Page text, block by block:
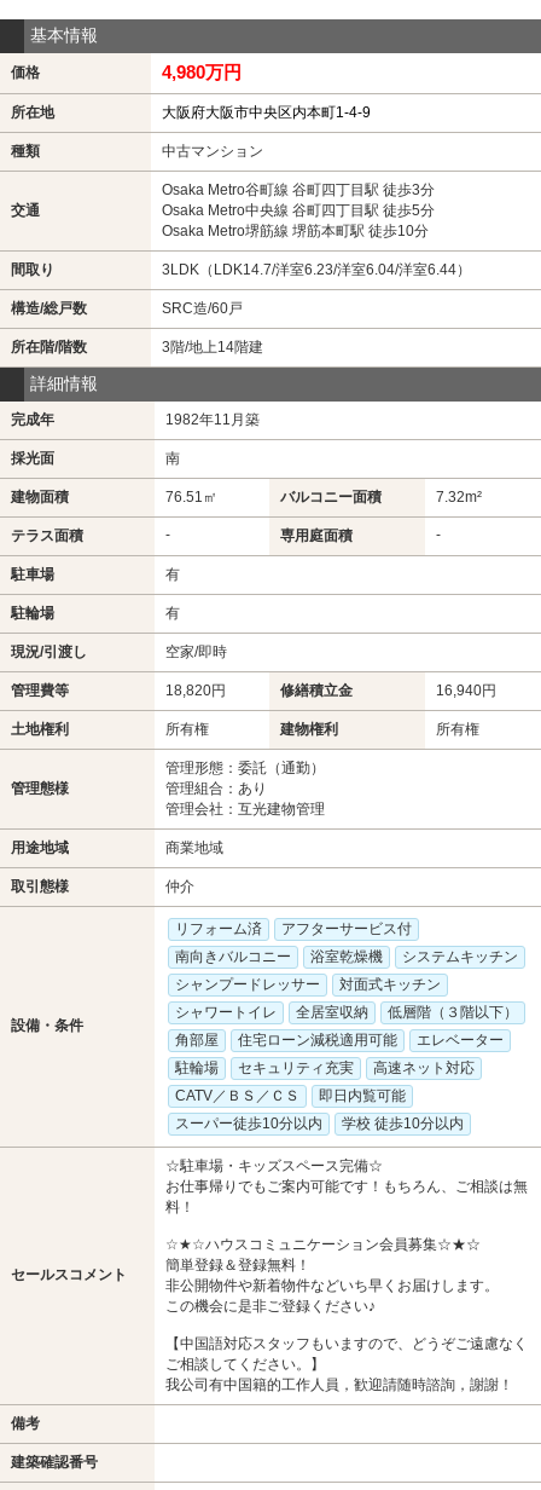
基本情報
価格 4,980万円
所在地 大阪府大阪市中央区内本町1-4-9
種類 中古マンション
交通
Osaka Metro谷町線 谷町四丁目駅 徒歩3分
Osaka Metro中央線 谷町四丁目駅 徒歩5分
Osaka Metro堺筋線 堺筋本町駅 徒歩10分
間取り 3LDK（LDK14.7/洋室6.23/洋室6.04/洋室6.44）
構造/総戸数 SRC造/60戸
所在階/階数 3階/地上14階建
詳細情報
完成年 1982年11月築
採光面 南
建物面積 76.51㎡ バルコニー面積 7.32m²
テラス面積 - 専用庭面積 -
駐車場 有
駐輪場 有
現況/引渡し 空家/即時
管理費等 18,820円 修繕積立金 16,940円
土地権利 所有権 建物権利 所有権
管理態様
管理形態：委託（通勤）
管理組合：あり
管理会社：互光建物管理
用途地域 商業地域
取引態様 仲介
設備・条件
リフォーム済
アフターサービス付
南向きバルコニー
浴室乾燥機
システムキッチン
シャンプードレッサー
対面式キッチン
シャワートイレ
全居室収納
低層階（３階以下）
角部屋
住宅ローン減税適用可能
エレベーター
駐輪場
セキュリティ充実
高速ネット対応
CATV／ＢＳ／ＣＳ
即日内覧可能
スーパー徒歩10分以内
学校 徒歩10分以内
セールスコメント
☆駐車場・キッズスペース完備☆
お仕事帰りでもご案内可能です！もちろん、ご相談は無
料！
☆★☆ハウスコミュニケーション会員募集☆★☆
簡単登録＆登録無料！
非公開物件や新着物件などいち早くお届けします。
この機会に是非ご登録ください♪
【中国語対応スタッフもいますので、どうぞご遠慮なく
ご相談してください。】
我公司有中国籍的工作人員，歓迎請随時諮詢，謝謝！
備考
建築確認番号